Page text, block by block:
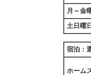
月～金
土日曜日
宿泊：
ホーム